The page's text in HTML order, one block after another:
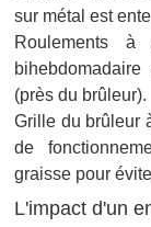
sur métal est
Roulements
(près du brûleur).
Grille du brûleur
de
graisse pour
L'impact d'un